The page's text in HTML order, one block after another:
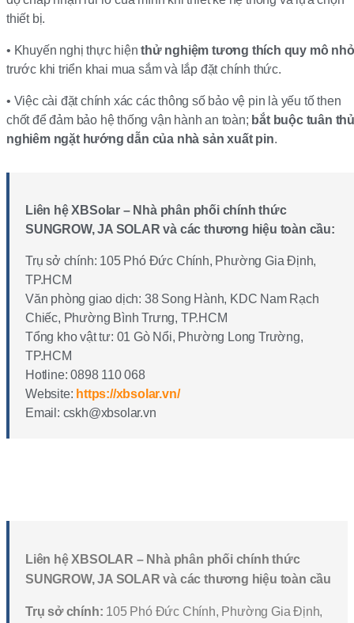
thiết bị.
• Khuyến nghị thực hiệnthử nghiệm tương thích quy mô nhỏ
trước khi triển khai mua sắm và lắp đặt chính thức.
• Việc cài đặt chính xác các thông số bảo vệ pin là yếu tố then
chốt để đảm bảo hệ thống vận hành an toàn; bắt buộc tuân
nghiêm ngặt hướng dẫn của nhà sản xuất pin.
Liên hệ XBSolar – Nhà phân phối chính thức
SUNGROW, JA SOLAR và các thương hiệu toàn cầu:
Trụ sở chính: 105 Phó Đức Chính, Phường Gia Định,
TP.HCM
Văn phòng giao dịch: 38 Song Hành, KDC Nam Rạch
Chiếc, Phường Bình Trưng, TP.HCM
Tổng kho vật tư: 01 Gò Nổi, Phường Long Trường,
TP.HCM
Hotline: 0898 110 068
Website: https://xbsolar.vn/
Email: cskh@xbsolar.vn
Liên hệ XBSOLAR – Nhà phân phối chính thức
SUNGROW, JA SOLAR và các thương hiệu toàn cầu
Trụ sở chính: 105 Phó Đức Chính, Phường Gia Định,